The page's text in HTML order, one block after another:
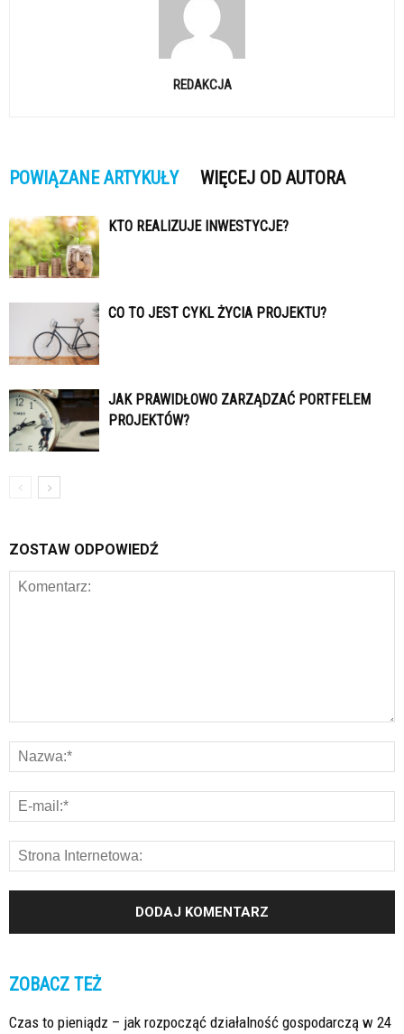
REDAKCJA
POWIĄZANE ARTYKUŁY WIĘCEJ OD AUTORA
KTO REALIZUJE INWESTYCJE?
CO TO JEST CYKL ŻYCIA PROJEKTU?
JAK PRAWIDŁOWO ZARZĄDZAĆ PORTFELEM
PROJEKTÓW?
ZOSTAW ODPOWIEDŹ
ZOBACZ TEŻ
Czas to pieniądz – jak rozpocząć działalność gospodarczą w 24